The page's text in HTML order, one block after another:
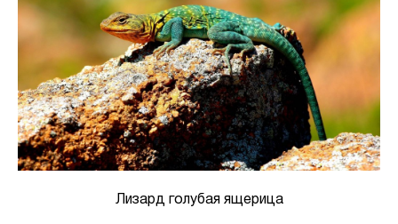
Лизард голубая ящерица